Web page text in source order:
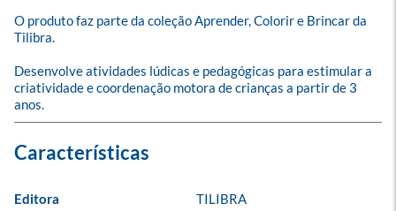
O produto faz parte da coleção Aprender, Colorir e Brincar da
Tilibra.
Desenvolve atividades lúdicas e pedagógicas para estimular a
criatividade e coordenação motora de crianças a partir de 3
anos.
Editora
TILIBRA